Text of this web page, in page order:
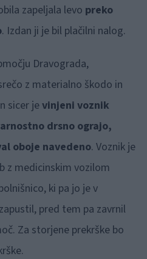
zapeljala levo preko
. Izdan ji je bil plačilni nalog.
Dravograda,
z materialno škodo in
sicer jevinjeni voznik
drsno ograjo,
oboje navedeno. Voznik je
z medicinskim vozilom
ki pa jo je v
pred tem pa zavrnil
Za storjene prekrške bo